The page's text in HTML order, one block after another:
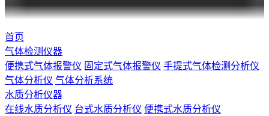
首页
气体检测仪器
便携式气体报警仪 固定式气体报警仪 手提式气体检测分析仪
气体分析仪 气体分析系统
水质分析仪器
在线水质分析仪 台式水质分析仪 便携式水质分析仪